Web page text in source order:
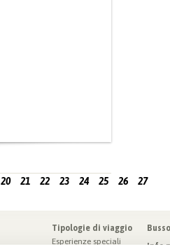
20 21 22 23 24 25 26 27
Tipologie di viaggio
Esperienze speciali